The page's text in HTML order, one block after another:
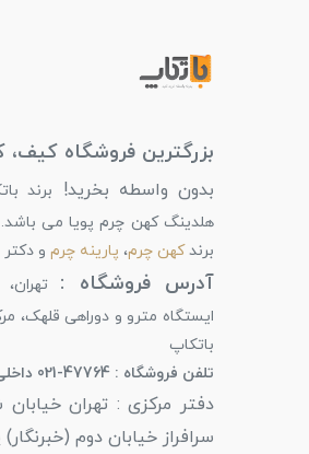
بزرگترین فروشگاه
بدون واسطه بخرید!
برند
هلدینگ کهن چرم پویا می باشد.
برندکهن چرم، پارینه چرم و
آدرس فروشگاه :
ایستگاه مترو و دوراهی قلهک،
باتکاپ
تلفن فروشگاه : 47764-021 داخلی 120
دفتر مرکزی : تهران
سرافراز خیابان دوم (خبرنگار)